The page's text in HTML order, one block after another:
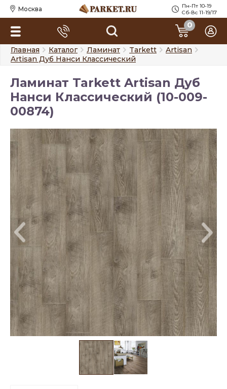
Москва
Пн-Пт 10-19
Сб-Вс 11-19/17
0
Главная Каталог Ламинат Tarkett
Artisan
Artisan Дуб Нанси Классический
Ламинат Tarkett Artisan Дуб
Нанси Классический (10-009-
00874)